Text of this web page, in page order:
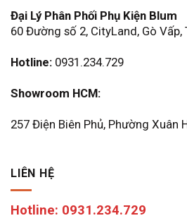
Đại Lý Phân Phối Phụ Kiện Blum
60 Đường số 2, CityLand, Gò Vấp,
Hotline: 0931.234.729
Showroom HCM:
257 Điện Biên Phủ, Phường Xuân
LIÊN HỆ
Hotline: 0931.234.729